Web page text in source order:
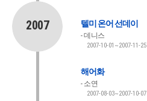
2007 텔미 온어 선데이
데니스
2007-10-01~2007-11-25
해어화
소연
2007-08-03~2007-10-07